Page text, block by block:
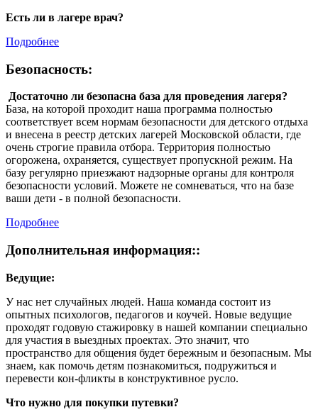
Есть ли в лагере врач?
Подробнее
Безопасность:
Достаточно ли безопасна база для проведения лагеря?
База, на которой проходит наша программа полностью
соответствует всем нормам безопасности для детского отдыха
и внесена в реестр детских лагерей Московской области, где
очень строгие правила отбора. Территория полностью
огорожена, охраняется, существует пропускной режим. На
базу регулярно приезжают надзорные органы для контроля
безопасности условий. Можете не сомневаться, что на базе
ваши дети - в полной безопасности.
Подробнее
Дополнительная информация::
Ведущие:
У нас нет случайных людей. Наша команда состоит из
опытных психологов, педагогов и коучей. Новые ведущие
проходят годовую стажировку в нашей компании специально
для участия в выездных проектах. Это значит, что
пространство для общения будет бережным и безопасным. Мы
знаем, как помочь детям познакомиться, подружиться и
перевести кон-фликты в конструктивное русло.
Что нужно для покупки путевки?